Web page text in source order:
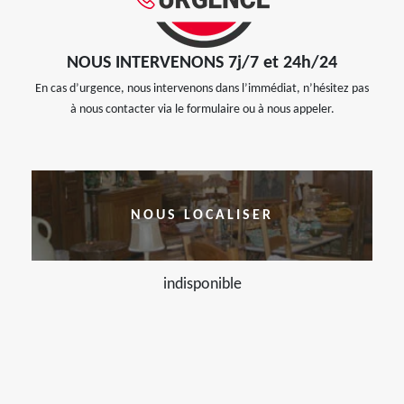
NOUS INTERVENONS 7j/7 et 24h/24
En cas d’urgence, nous intervenons dans l’immédiat, n’hésitez pas
à nous contacter via le formulaire ou à nous appeler.
NOUS LOCALISER
indisponible